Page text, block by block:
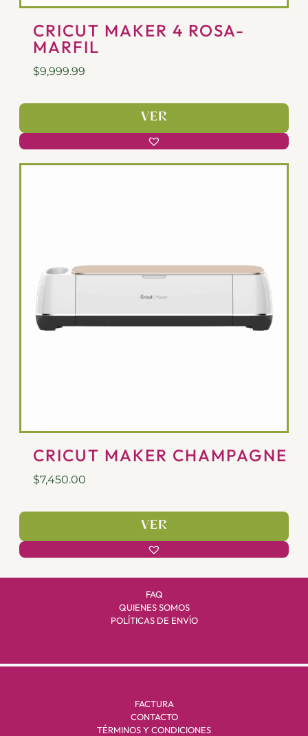
CRICUT MAKER 4 ROSA-
MARFIL
$9,999.99
VER
CRICUT MAKER CHAMPAGNE
$7,450.00
VER
FAQ
QUIENES SOMOS
POLÍTICAS DE ENVÍO
FACTURA
CONTACTO
TÉRMINOS Y CONDICIONES